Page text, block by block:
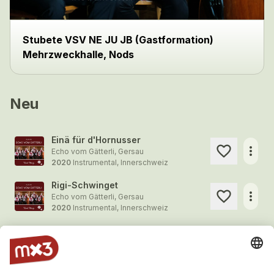
Stubete VSV NE JU JB (Gastformation)
Mehrzweckhalle, Nods
Neu
Einä für d'Hornusser
Echo vom Gätterli, Gersau
2020 Instrumental, Innerschweiz
more_horiz
Rigi-Schwinget
Echo vom Gätterli, Gersau
2020 Instrumental, Innerschweiz
more_horiz
Echo vom Gätterli, Gersau
2020
more_horiz